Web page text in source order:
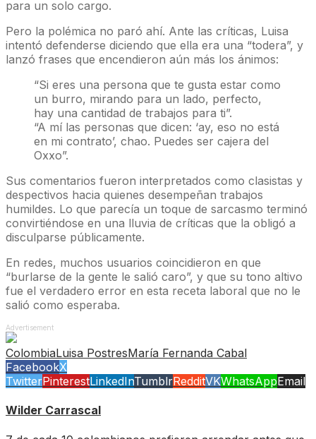
para un solo cargo.
Pero la polémica no paró ahí. Ante las críticas, Luisa
intentó defenderse diciendo que ella era una “todera”, y
lanzó frases que encendieron aún más los ánimos:
“Si eres una persona que te gusta estar como
un burro, mirando para un lado, perfecto,
hay una cantidad de trabajos para ti”.
“A mí las personas que dicen: ‘ay, eso no está
en mi contrato’, chao. Puedes ser cajera del
Oxxo”.
Sus comentarios fueron interpretados como clasistas y
despectivos hacia quienes desempeñan trabajos
humildes. Lo que parecía un toque de sarcasmo terminó
convirtiéndose en una lluvia de críticas que la obligó a
disculparse públicamente.
En redes, muchos usuarios coincidieron en que
“burlarse de la gente le salió caro”, y que su tono altivo
fue el verdadero error en esta receta laboral que no le
salió como esperaba.
Advertisement
ColombiaLuisa PostresMaría Fernanda Cabal
FacebookX
TwitterPinterestLinkedInTumblrRedditVKWhatsAppEmail
Wilder Carrascal